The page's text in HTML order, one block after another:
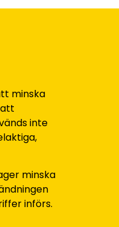
minska
inte
minska
införs.